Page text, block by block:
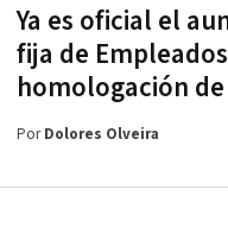
Ya es oficial el
fija de
homologación
PorDolores Olveira